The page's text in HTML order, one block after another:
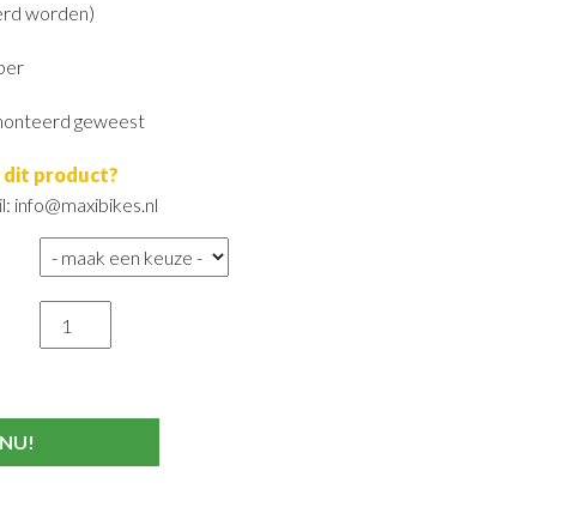
worden)
geweest
dit product?
info@maxibikes.nl